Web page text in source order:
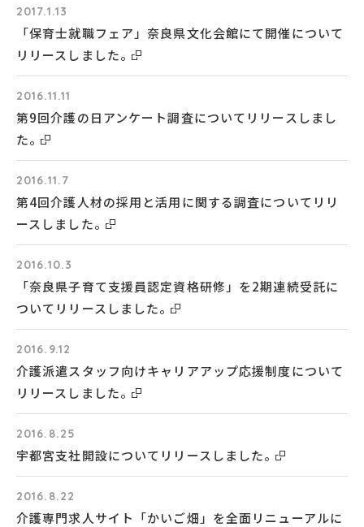
2017.1.13
「保育士就職フェア」奈良県文化会館にて開催について
リリースしました。
2016.11.11
第9回介護の日アンケート調査についてリリースしまし
た。
2016.11.7
第4回介護人材の採用と活用に関する調査についてリリ
ースしました。
2016.10.3
「奈良県子育て支援員認定資格研修」を2期連続受託に
ついてリリースしました。
2016.9.12
介護派遣スタッフ向けキャリアアップ応援制度について
リリースしました。
2016.8.25
宇都宮支社開設についてリリースしました。
2016.8.22
介護専門求人サイト「かいご畑」を全面リニューアルに